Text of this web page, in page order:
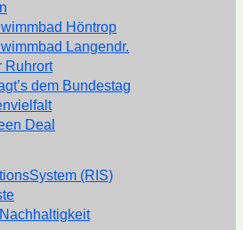
Höntrop
Langendr.
Ruhrort
dem Bundestag
Deal
(RIS)